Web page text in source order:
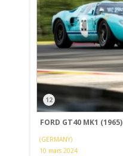
12
FORD GT40 MK1 (1965)
(GERMANY)
10 mars 2024